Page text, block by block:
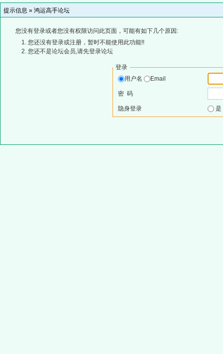
提示信息 » 鸿运高手论坛
您没有登录或者您没有权限访问此页面，可能有如下几个原因:
您还没有登录或注册，暂时不能使用此功能!!
您还不是论坛会员,请先登录论坛
登录
用户名
Email
密 码
隐身登录